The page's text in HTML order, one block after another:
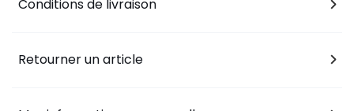
Conditions de livraison
Retourner un article